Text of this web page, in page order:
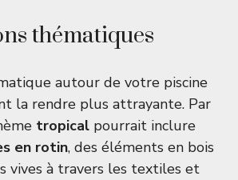
thématiques
autour de votre piscine
la rendre plus attrayante. Par
tropical pourrait inclure
en rotin, des éléments en bois
vives à travers les textiles et